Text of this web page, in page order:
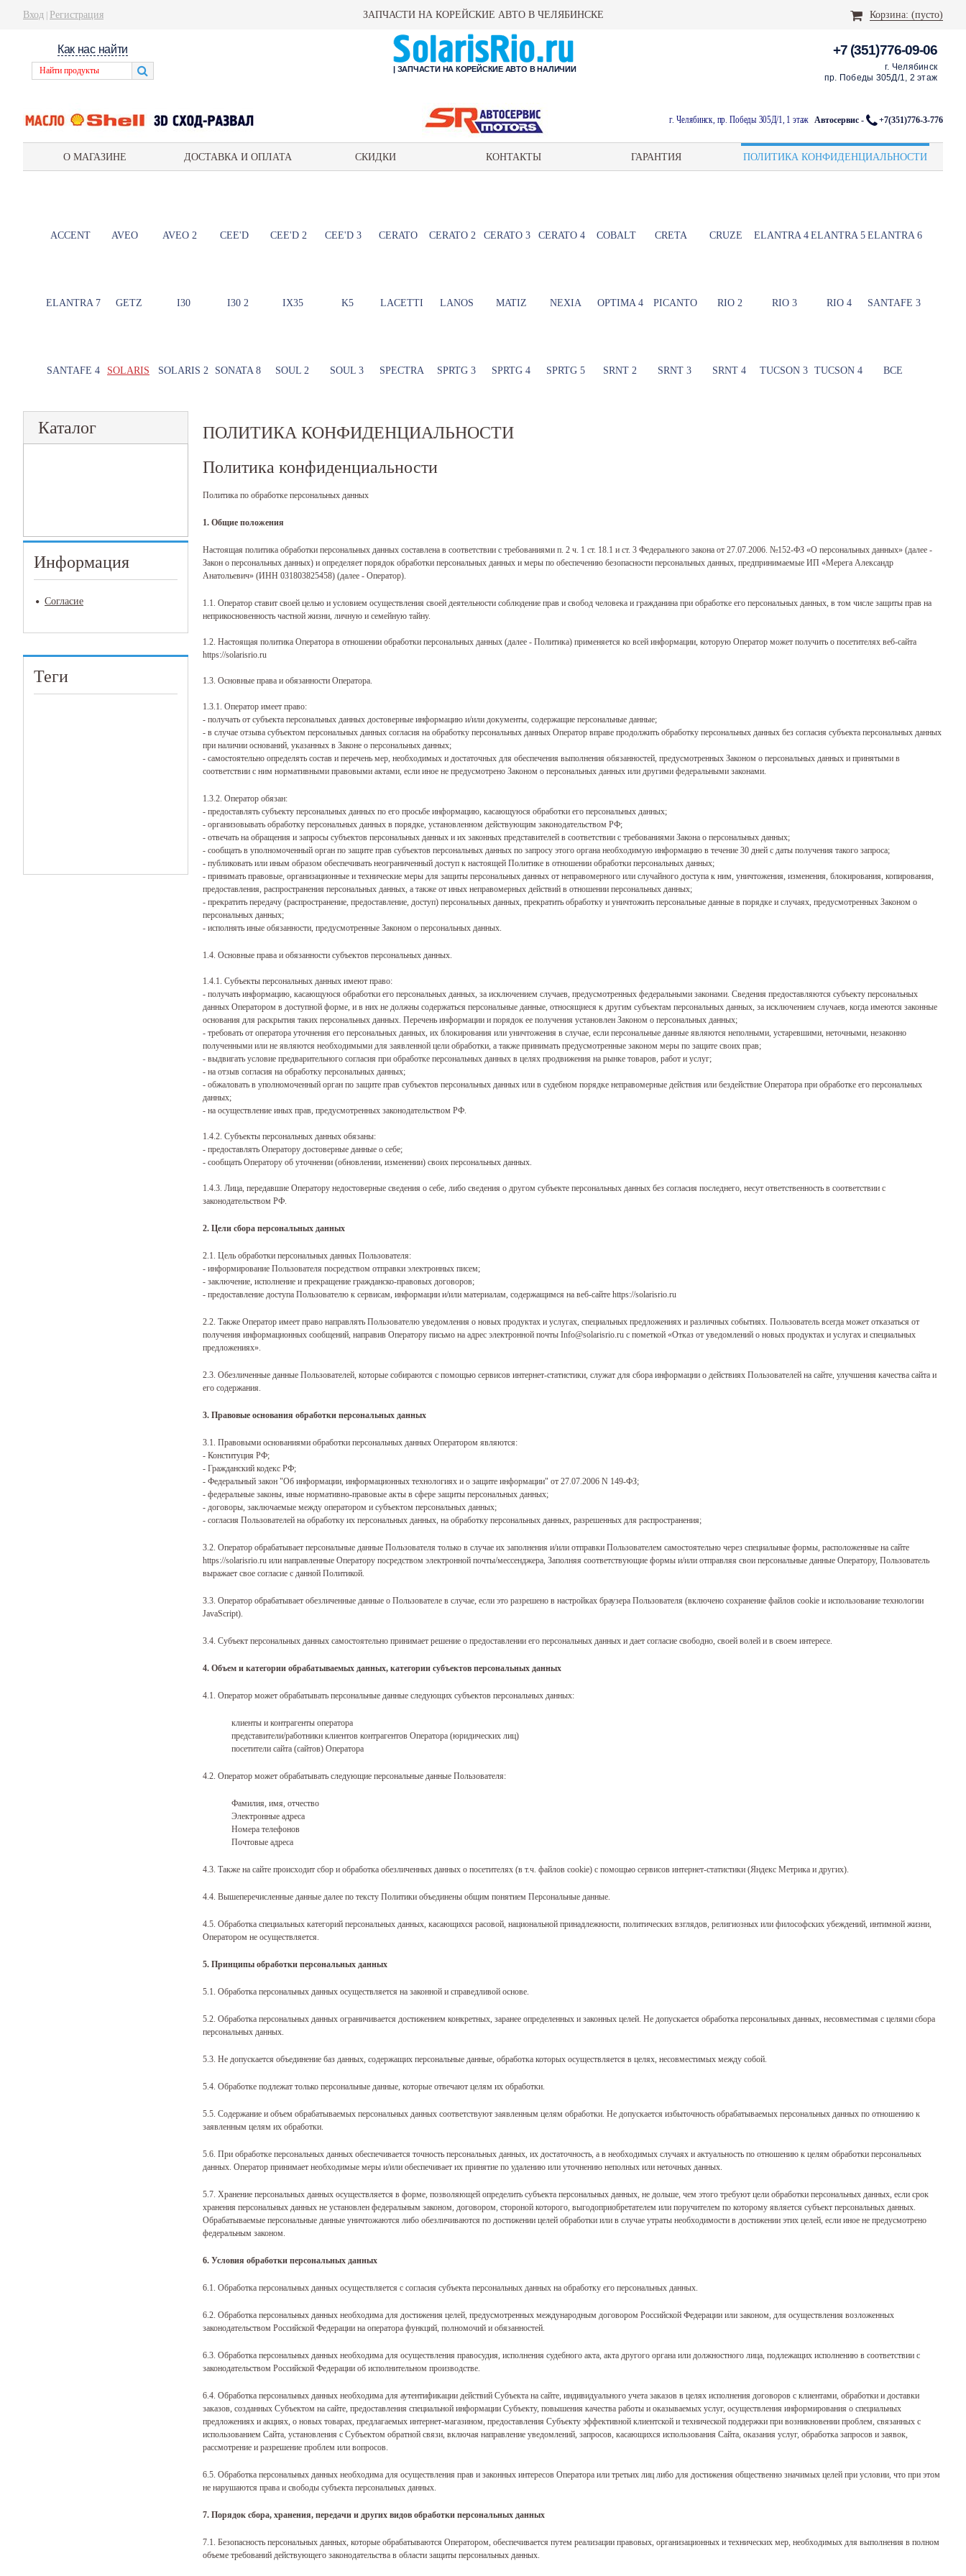
Вход Регистрация ЗАПЧАСТИ НА КОРЕЙСКИЕ АВТО В ЧЕЛЯБИНСКЕ Корзина: (пусто)
Как нас найти +7 (351)776-09-06
г. Челябинск
пр. Победы 305Д/1, 2 этаж
| ЗАПЧАСТИ НА КОРЕЙСКИЕ АВТО В НАЛИЧИИ
г. Челябинск, пр. Победы 305Д/1, 1 этаж Автосервис - +7(351)776-3-776
О МАГАЗИНЕ ДОСТАВКА И ОПЛАТА СКИДКИ КОНТАКТЫ ГАРАНТИЯ ПОЛИТИКА КОНФИДЕНЦИАЛЬНОСТИ
ACCENT AVEO AVEO 2 CEE'D CEE'D 2 CEE'D 3 CERATO CERATO 2 CERATO 3 CERATO 4 COBALT CRETA CRUZE ELANTRA 4ELANTRA 5ELANTRA 6
ELANTRA 7 GETZ I30 I30 2 IX35 K5 LACETTI LANOS MATIZ NEXIA OPTIMA 4 PICANTO RIO 2 RIO 3 RIO 4 SANTAFE 3
SANTAFE 4 SOLARIS SOLARIS 2 SONATA 8 SOUL 2 SOUL 3 SPECTRA SPRTG 3 SPRTG 4 SPRTG 5 SRNT 2 SRNT 3 SRNT 4 TUCSON 3 TUCSON 4 ВСЕ
Каталог
Информация
Согласие
Теги
ПОЛИТИКА КОНФИДЕНЦИАЛЬНОСТИ
Политика конфиденциальности
Политика по обработке персональных данных
1. Общие положения
Настоящая политика обработки персональных данных составлена в соответствии с требованиями п. 2 ч. 1 ст. 18.1 и ст. 3 Федерального закона от 27.07.2006. №152-ФЗ «О персональных данных» (далее -
Закон о персональных данных) и определяет порядок обработки персональных данных и меры по обеспечению безопасности персональных данных, предпринимаемые ИП «Мерега Александр
Анатольевич» (ИНН 031803825458) (далее - Оператор).
1.1. Оператор ставит своей целью и условием осуществления своей деятельности соблюдение прав и свобод человека и гражданина при обработке его персональных данных, в том числе защиты прав на
неприкосновенность частной жизни, личную и семейную тайну.
1.2. Настоящая политика Оператора в отношении обработки персональных данных (далее - Политика) применяется ко всей информации, которую Оператор может получить о посетителях веб-сайта
https://solarisrio.ru
1.3. Основные права и обязанности Оператора.
1.3.1. Оператор имеет право:
- получать от субъекта персональных данных достоверные информацию и/или документы, содержащие персональные данные;
- в случае отзыва субъектом персональных данных согласия на обработку персональных данных Оператор вправе продолжить обработку персональных данных без согласия субъекта персональных данных
при наличии оснований, указанных в Законе о персональных данных;
- самостоятельно определять состав и перечень мер, необходимых и достаточных для обеспечения выполнения обязанностей, предусмотренных Законом о персональных данных и принятыми в
соответствии с ним нормативными правовыми актами, если иное не предусмотрено Законом о персональных данных или другими федеральными законами.
1.3.2. Оператор обязан:
- предоставлять субъекту персональных данных по его просьбе информацию, касающуюся обработки его персональных данных;
- организовывать обработку персональных данных в порядке, установленном действующим законодательством РФ;
- отвечать на обращения и запросы субъектов персональных данных и их законных представителей в соответствии с требованиями Закона о персональных данных;
- сообщать в уполномоченный орган по защите прав субъектов персональных данных по запросу этого органа необходимую информацию в течение 30 дней с даты получения такого запроса;
- публиковать или иным образом обеспечивать неограниченный доступ к настоящей Политике в отношении обработки персональных данных;
- принимать правовые, организационные и технические меры для защиты персональных данных от неправомерного или случайного доступа к ним, уничтожения, изменения, блокирования, копирования,
предоставления, распространения персональных данных, а также от иных неправомерных действий в отношении персональных данных;
- прекратить передачу (распространение, предоставление, доступ) персональных данных, прекратить обработку и уничтожить персональные данные в порядке и случаях, предусмотренных Законом о
персональных данных;
- исполнять иные обязанности, предусмотренные Законом о персональных данных.
1.4. Основные права и обязанности субъектов персональных данных.
1.4.1. Субъекты персональных данных имеют право:
- получать информацию, касающуюся обработки его персональных данных, за исключением случаев, предусмотренных федеральными законами. Сведения предоставляются субъекту персональных
данных Оператором в доступной форме, и в них не должны содержаться персональные данные, относящиеся к другим субъектам персональных данных, за исключением случаев, когда имеются законные
основания для раскрытия таких персональных данных. Перечень информации и порядок ее получения установлен Законом о персональных данных;
- требовать от оператора уточнения его персональных данных, их блокирования или уничтожения в случае, если персональные данные являются неполными, устаревшими, неточными, незаконно
полученными или не являются необходимыми для заявленной цели обработки, а также принимать предусмотренные законом меры по защите своих прав;
- выдвигать условие предварительного согласия при обработке персональных данных в целях продвижения на рынке товаров, работ и услуг;
- на отзыв согласия на обработку персональных данных;
- обжаловать в уполномоченный орган по защите прав субъектов персональных данных или в судебном порядке неправомерные действия или бездействие Оператора при обработке его персональных
данных;
- на осуществление иных прав, предусмотренных законодательством РФ.
1.4.2. Субъекты персональных данных обязаны:
- предоставлять Оператору достоверные данные о себе;
- сообщать Оператору об уточнении (обновлении, изменении) своих персональных данных.
1.4.3. Лица, передавшие Оператору недостоверные сведения о себе, либо сведения о другом субъекте персональных данных без согласия последнего, несут ответственность в соответствии с
законодательством РФ.
2. Цели сбора персональных данных
2.1. Цель обработки персональных данных Пользователя:
- информирование Пользователя посредством отправки электронных писем;
- заключение, исполнение и прекращение гражданско-правовых договоров;
- предоставление доступа Пользователю к сервисам, информации и/или материалам, содержащимся на веб-сайте https://solarisrio.ru
2.2. Также Оператор имеет право направлять Пользователю уведомления о новых продуктах и услугах, специальных предложениях и различных событиях. Пользователь всегда может отказаться от
получения информационных сообщений, направив Оператору письмо на адрес электронной почты Info@solarisrio.ru с пометкой «Отказ от уведомлений о новых продуктах и услугах и специальных
предложениях».
2.3. Обезличенные данные Пользователей, которые собираются с помощью сервисов интернет-статистики, служат для сбора информации о действиях Пользователей на сайте, улучшения качества сайта и
его содержания.
3. Правовые основания обработки персональных данных
3.1. Правовыми основаниями обработки персональных данных Оператором являются:
- Конституция РФ;
- Гражданский кодекс РФ;
- Федеральный закон "Об информации, информационных технологиях и о защите информации" от 27.07.2006 N 149-ФЗ;
- федеральные законы, иные нормативно-правовые акты в сфере защиты персональных данных;
- договоры, заключаемые между оператором и субъектом персональных данных;
- согласия Пользователей на обработку их персональных данных, на обработку персональных данных, разрешенных для распространения;
3.2. Оператор обрабатывает персональные данные Пользователя только в случае их заполнения и/или отправки Пользователем самостоятельно через специальные формы, расположенные на сайте
https://solarisrio.ru или направленные Оператору посредством электронной почты/мессенджера, Заполняя соответствующие формы и/или отправляя свои персональные данные Оператору, Пользователь
выражает свое согласие с данной Политикой.
3.3. Оператор обрабатывает обезличенные данные о Пользователе в случае, если это разрешено в настройках браузера Пользователя (включено сохранение файлов cookie и использование технологии
JavaScript).
3.4. Субъект персональных данных самостоятельно принимает решение о предоставлении его персональных данных и дает согласие свободно, своей волей и в своем интересе.
4. Объем и категории обрабатываемых данных, категории субъектов персональных данных
4.1. Оператор может обрабатывать персональные данные следующих субъектов персональных данных:
клиенты и контрагенты оператора
представители/работники клиентов контрагентов Оператора (юридических лиц)
посетители сайта (сайтов) Оператора
4.2. Оператор может обрабатывать следующие персональные данные Пользователя:
Фамилия, имя, отчество
Электронные адреса
Номера телефонов
Почтовые адреса
4.3. Также на сайте происходит сбор и обработка обезличенных данных о посетителях (в т.ч. файлов cookie) с помощью сервисов интернет-статистики (Яндекс Метрика и других).
4.4. Вышеперечисленные данные далее по тексту Политики объединены общим понятием Персональные данные.
4.5. Обработка специальных категорий персональных данных, касающихся расовой, национальной принадлежности, политических взглядов, религиозных или философских убеждений, интимной жизни,
Оператором не осуществляется.
5. Принципы обработки персональных данных
5.1. Обработка персональных данных осуществляется на законной и справедливой основе.
5.2. Обработка персональных данных ограничивается достижением конкретных, заранее определенных и законных целей. Не допускается обработка персональных данных, несовместимая с целями сбора
персональных данных.
5.3. Не допускается объединение баз данных, содержащих персональные данные, обработка которых осуществляется в целях, несовместимых между собой.
5.4. Обработке подлежат только персональные данные, которые отвечают целям их обработки.
5.5. Содержание и объем обрабатываемых персональных данных соответствуют заявленным целям обработки. Не допускается избыточность обрабатываемых персональных данных по отношению к
заявленным целям их обработки.
5.6. При обработке персональных данных обеспечивается точность персональных данных, их достаточность, а в необходимых случаях и актуальность по отношению к целям обработки персональных
данных. Оператор принимает необходимые меры и/или обеспечивает их принятие по удалению или уточнению неполных или неточных данных.
5.7. Хранение персональных данных осуществляется в форме, позволяющей определить субъекта персональных данных, не дольше, чем этого требуют цели обработки персональных данных, если срок
хранения персональных данных не установлен федеральным законом, договором, стороной которого, выгодоприобретателем или поручителем по которому является субъект персональных данных.
Обрабатываемые персональные данные уничтожаются либо обезличиваются по достижении целей обработки или в случае утраты необходимости в достижении этих целей, если иное не предусмотрено
федеральным законом.
6. Условия обработки персональных данных
6.1. Обработка персональных данных осуществляется с согласия субъекта персональных данных на обработку его персональных данных.
6.2. Обработка персональных данных необходима для достижения целей, предусмотренных международным договором Российской Федерации или законом, для осуществления возложенных
законодательством Российской Федерации на оператора функций, полномочий и обязанностей.
6.3. Обработка персональных данных необходима для осуществления правосудия, исполнения судебного акта, акта другого органа или должностного лица, подлежащих исполнению в соответствии с
законодательством Российской Федерации об исполнительном производстве.
6.4. Обработка персональных данных необходима для аутентификации действий Субъекта на сайте, индивидуального учета заказов в целях исполнения договоров с клиентами, обработки и доставки
заказов, созданных Субъектом на сайте, предоставления специальной информации Субъекту, повышения качества работы и оказываемых услуг, осуществления информирования о специальных
предложениях и акциях, о новых товарах, предлагаемых интернет-магазином, предоставления Субъекту эффективной клиентской и технической поддержки при возникновении проблем, связанных с
использованием Сайта, установления с Субъектом обратной связи, включая направление уведомлений, запросов, касающихся использования Сайта, оказания услуг, обработка запросов и заявок,
рассмотрение и разрешение проблем или вопросов.
6.5. Обработка персональных данных необходима для осуществления прав и законных интересов Оператора или третьих лиц либо для достижения общественно значимых целей при условии, что при этом
не нарушаются права и свободы субъекта персональных данных.
7. Порядок сбора, хранения, передачи и других видов обработки персональных данных
7.1. Безопасность персональных данных, которые обрабатываются Оператором, обеспечивается путем реализации правовых, организационных и технических мер, необходимых для выполнения в полном
объеме требований действующего законодательства в области защиты персональных данных.